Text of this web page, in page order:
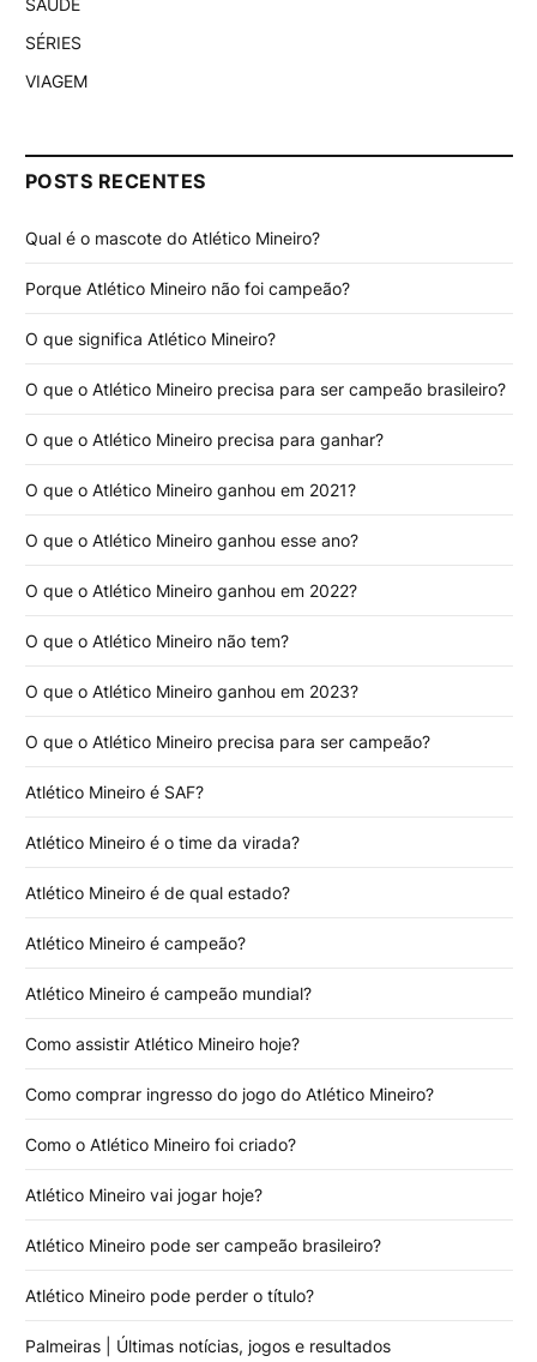
SAÚDE
SÉRIES
VIAGEM
POSTS RECENTES
Qual é o mascote do Atlético Mineiro?
Porque Atlético Mineiro não foi campeão?
O que significa Atlético Mineiro?
O que o Atlético Mineiro precisa para ser campeão brasileiro?
O que o Atlético Mineiro precisa para ganhar?
O que o Atlético Mineiro ganhou em 2021?
O que o Atlético Mineiro ganhou esse ano?
O que o Atlético Mineiro ganhou em 2022?
O que o Atlético Mineiro não tem?
O que o Atlético Mineiro ganhou em 2023?
O que o Atlético Mineiro precisa para ser campeão?
Atlético Mineiro é SAF?
Atlético Mineiro é o time da virada?
Atlético Mineiro é de qual estado?
Atlético Mineiro é campeão?
Atlético Mineiro é campeão mundial?
Como assistir Atlético Mineiro hoje?
Como comprar ingresso do jogo do Atlético Mineiro?
Como o Atlético Mineiro foi criado?
Atlético Mineiro vai jogar hoje?
Atlético Mineiro pode ser campeão brasileiro?
Atlético Mineiro pode perder o título?
Palmeiras | Últimas notícias, jogos e resultados